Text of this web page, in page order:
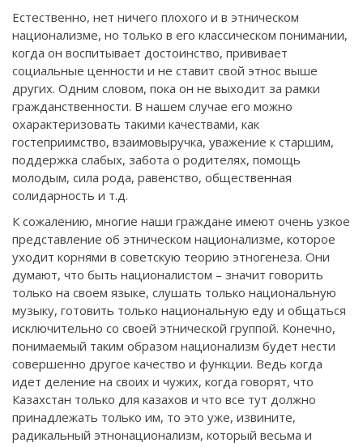
Естественно, нет ничего плохого и в этническом
национализме, но только в его классическом понимании,
когда он воспитывает достоинство, прививает
социальные ценности и не ставит свой этнос выше
других. Одним словом, пока он не выходит за рамки
гражданственности. В нашем случае его можно
охарактеризовать такими качествами, как
гостеприимство, взаимовыручка, уважение к старшим,
поддержка слабых, забота о родителях, помощь
молодым, сила рода, равенство, общественная
солидарность и т.д.
К сожалению, многие наши граждане имеют очень узкое
представление об этническом национализме, которое
уходит корнями в советскую теорию этногенеза. Они
думают, что быть националистом – значит говорить
только на своем языке, слушать только национальную
музыку, готовить только национальную еду и общаться
исключительно со своей этнической группой. Конечно,
понимаемый таким образом национализм будет нести
совершенно другое качество и функции. Ведь когда
идет деление на своих и чужих, когда говорят, что
Казахстан только для казахов и что все тут должно
принадлежать только им, то это уже, извините,
радикальный этнонационализм, который весьма и